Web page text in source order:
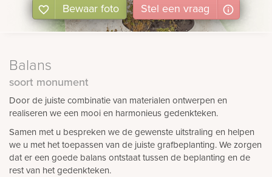
Bewaar foto Stel een vraag
Balans
soort monument
Door de juiste combinatie van materialen ontwerpen en
realiseren we een mooi en harmonieus gedenkteken.
Samen met u bespreken we de gewenste uitstraling en helpen
we u met het toepassen van de juiste grafbeplanting. We zorgen
dat er een goede balans ontstaat tussen de beplanting en de
rest van het gedenkteken.